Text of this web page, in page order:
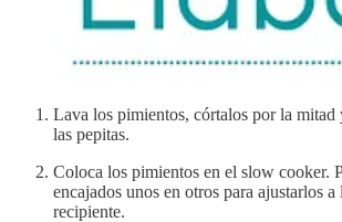
Lava los pimientos, córtalos por la
las pepitas.
Coloca los pimientos en el slow cooker.
encajados unos en otros para ajustarlos a
recipiente.